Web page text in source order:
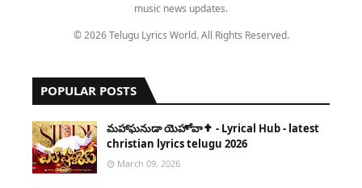
music news updates.
© 2026 Telugu Lyrics World. All Rights Reserved.
POPULAR POSTS
​మహాఘనుడా యెహోవా✝️ - Lyrical Hub - latest
christian lyrics telugu 2026
March 09, 2026